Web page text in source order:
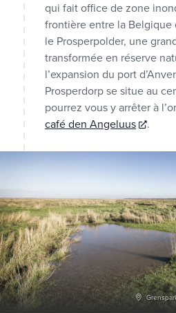
qui fait office de zone
frontière entre la Belgique
le Prosperpolder, une
transformée en réserve
l’expansion du port
Prosperdorp se situe au
pourrez vous y arrêter à
café den Angeluus
.